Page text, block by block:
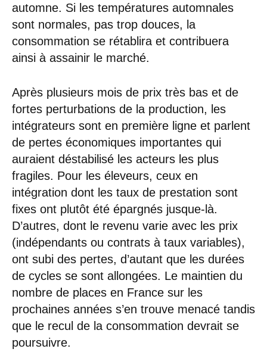
automne. Si les températures automnales
sont normales, pas trop douces, la
consommation se rétablira et contribuera
ainsi à assainir le marché.
Après plusieurs mois de prix très bas et de
fortes perturbations de la production, les
intégrateurs sont en première ligne et parlent
de pertes économiques importantes qui
auraient déstabilisé les acteurs les plus
fragiles. Pour les éleveurs, ceux en
intégration dont les taux de prestation sont
fixes ont plutôt été épargnés jusque-là.
D’autres, dont le revenu varie avec les prix
(indépendants ou contrats à taux variables),
ont subi des pertes, d’autant que les durées
de cycles se sont allongées. Le maintien du
nombre de places en France sur les
prochaines années s’en trouve menacé tandis
que le recul de la consommation devrait se
poursuivre.